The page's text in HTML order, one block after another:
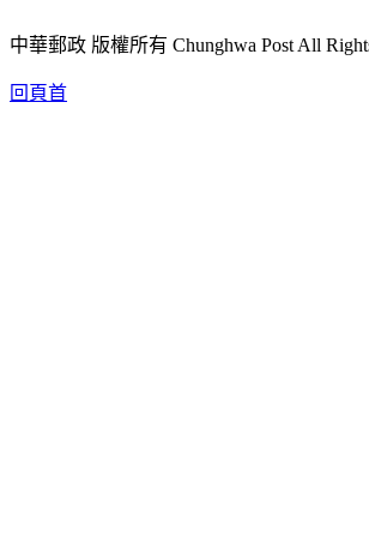
中華郵政 版權所有 Chunghwa Post All
回頁首